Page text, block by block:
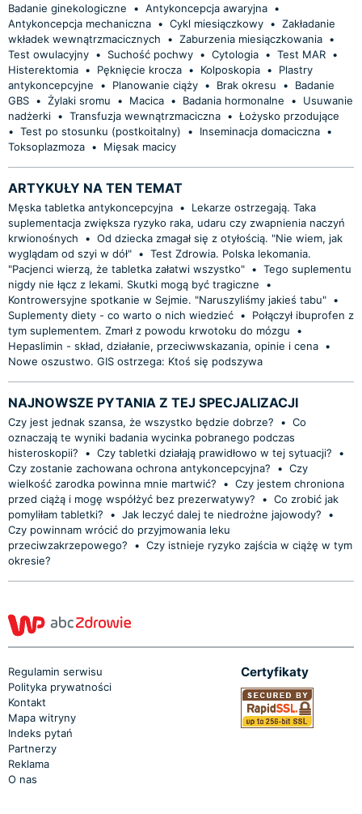
Badanie ginekologiczne
• Antykoncepcja awaryjna •
Antykoncepcja mechaniczna • Cykl miesiączkowy • Zakładanie
wkładek wewnątrzmacicznych
• Zaburzenia miesiączkowania •
Test owulacyjny • Suchość pochwy • Cytologia • Test MAR •
Histerektomia • Pęknięcie krocza • Kolposkopia •
Plastry
antykoncepcyjne
• Planowanie ciąży • Brak okresu •
Badanie
GBS • Żylaki sromu • Macica • Badania hormonalne •
Usuwanie
nadżerki • Transfuzja wewnątrzmaciczna • Łożysko przodujące
• Test po stosunku (postkoitalny) • Inseminacja domaciczna •
Toksoplazmoza • Mięsak macicy
ARTYKUŁY NA TEN TEMAT
Męska tabletka antykoncepcyjna •
Lekarze ostrzegają. Taka
suplementacja zwiększa ryzyko raka, udaru czy zwapnienia naczyń
krwionośnych
• Od dziecka zmagał się z otyłością. "Nie wiem, jak
wyglądam od szyi w dół" • Test Zdrowia. Polska lekomania.
"Pacjenci wierzą, że tabletka załatwi wszystko" • Tego suplementu
nigdy nie łącz z lekami. Skutki mogą być tragiczne
•
Kontrowersyjne spotkanie w Sejmie. "Naruszyliśmy jakieś tabu" •
Suplementy diety - co warto o nich wiedzieć •
Połączył ibuprofen z
tym suplementem. Zmarł z powodu krwotoku do mózgu
•
Hepaslimin - skład, działanie, przeciwwskazania, opinie i cena •
Nowe oszustwo. GIS ostrzega: Ktoś się podszywa
NAJNOWSZE PYTANIA Z TEJ SPECJALIZACJI
Czy jest jednak szansa, że wszystko będzie dobrze? • Co
oznaczają te wyniki badania wycinka pobranego podczas
histeroskopii?
• Czy tabletki działają prawidłowo w tej sytuacji?
•
Czy zostanie zachowana ochrona antykoncepcyjna?
• Czy
wielkość zarodka powinna mnie martwić?
• Czy jestem chroniona
przed ciążą i mogę współżyć bez prezerwatywy?
• Co zrobić jak
pomyliłam tabletki?
• Jak leczyć dalej te niedrożne jajowody?
•
Czy powinnam wrócić do przyjmowania leku
przeciwzakrzepowego?
• Czy istnieje ryzyko zajścia w ciążę w tym
okresie?
Regulamin serwisu
Polityka prywatności
Kontakt
Mapa witryny
Indeks pytań
Partnerzy
Reklama
O nas
Certyfikaty